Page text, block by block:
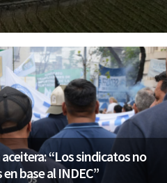
“Los sindicatos no
base al INDEC”